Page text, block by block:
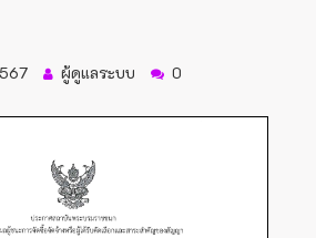
ผู้ดูแลระบบ 0